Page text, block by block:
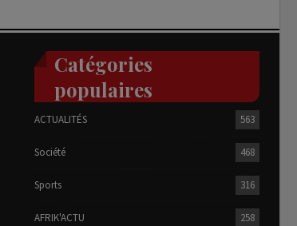
Catégories
populaires
ACTUALITÉS 563
Société 468
Sports 316
AFRIK'ACTU 258